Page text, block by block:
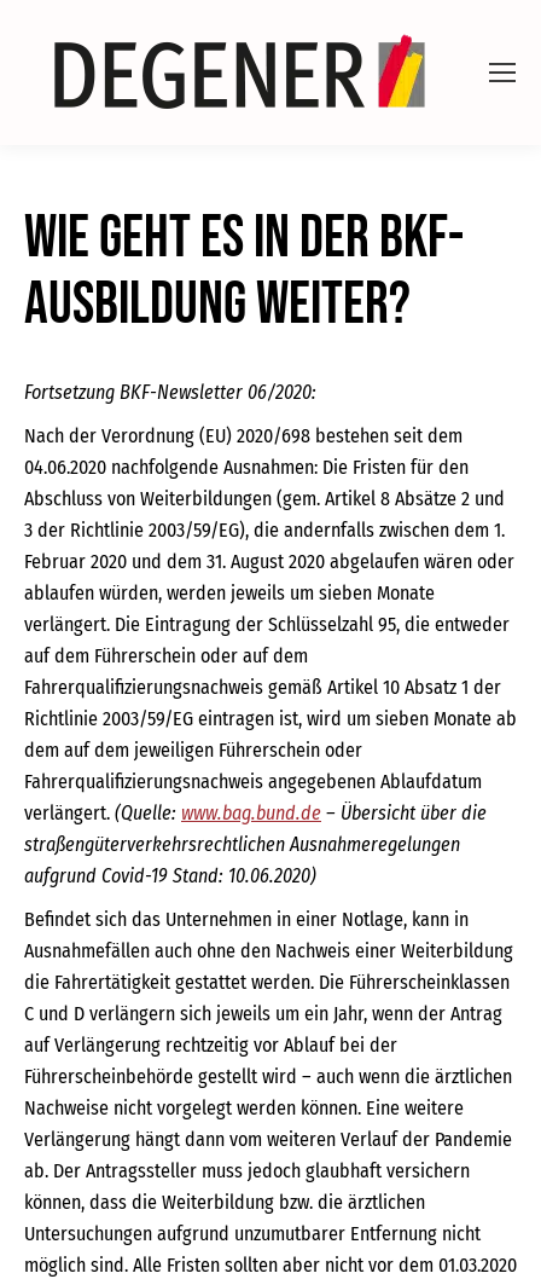
Wie geht es in der BKF-
Ausbildung weiter?
Fortsetzung BKF-Newsletter 06/2020:
Nach der Verordnung (EU) 2020/698 bestehen seit dem
04.06.2020 nachfolgende Ausnahmen: Die Fristen für den
Abschluss von Weiterbildungen (gem. Artikel 8 Absätze 2 und
3 der Richtlinie 2003/59/EG), die andernfalls zwischen dem 1.
Februar 2020 und dem 31. August 2020 abgelaufen wären oder
ablaufen würden, werden jeweils um sieben Monate
verlängert. Die Eintragung der Schlüsselzahl 95, die entweder
auf dem Führerschein oder auf dem
Fahrerqualifizierungsnachweis gemäß Artikel 10 Absatz 1 der
Richtlinie 2003/59/EG eintragen ist, wird um sieben Monate ab
dem auf dem jeweiligen Führerschein oder
Fahrerqualifizierungsnachweis angegebenen Ablaufdatum
verlängert. (Quelle: www.bag.bund.de – Übersicht über die
straßengüterverkehrsrechtlichen Ausnahmeregelungen
aufgrund Covid-19 Stand: 10.06.2020)
Befindet sich das Unternehmen in einer Notlage, kann in
Ausnahmefällen auch ohne den Nachweis einer Weiterbildung
die Fahrertätigkeit gestattet werden. Die Führerscheinklassen
C und D verlängern sich jeweils um ein Jahr, wenn der Antrag
auf Verlängerung rechtzeitig vor Ablauf bei der
Führerscheinbehörde gestellt wird – auch wenn die ärztlichen
Nachweise nicht vorgelegt werden können. Eine weitere
Verlängerung hängt dann vom weiteren Verlauf der Pandemie
ab. Der Antragssteller muss jedoch glaubhaft versichern
können, dass die Weiterbildung bzw. die ärztlichen
Untersuchungen aufgrund unzumutbarer Entfernung nicht
möglich sind. Alle Fristen sollten aber nicht vor dem 01.03.2020